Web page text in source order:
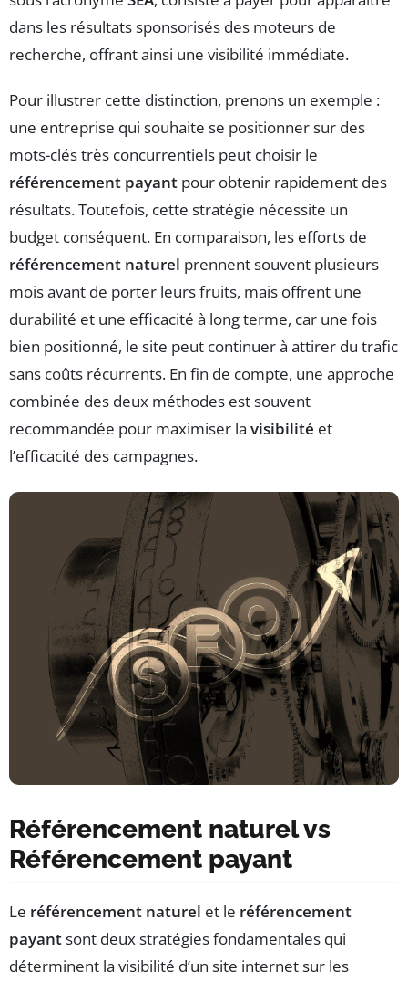
dans les résultats sponsorisés des moteurs de
recherche, offrant ainsi une visibilité immédiate.
Pour illustrer cette distinction, prenons un exemple :
une entreprise qui souhaite se positionner sur des
mots-clés très concurrentiels peut choisir le
référencement payant pour obtenir rapidement des
résultats. Toutefois, cette stratégie nécessite un
budget conséquent. En comparaison, les efforts de
référencement naturel prennent souvent plusieurs
mois avant de porter leurs fruits, mais offrent une
durabilité et une efficacité à long terme, car une fois
bien positionné, le site peut continuer à attirer du trafic
sans coûts récurrents. En fin de compte, une approche
combinée des deux méthodes est souvent
recommandée pour maximiser la visibilité et
l’efficacité des campagnes.
Référencement naturel vs
Référencement payant
Le référencement naturel et le référencement
payantsont deux stratégies fondamentales qui
déterminent la visibilité d’un site internet sur les